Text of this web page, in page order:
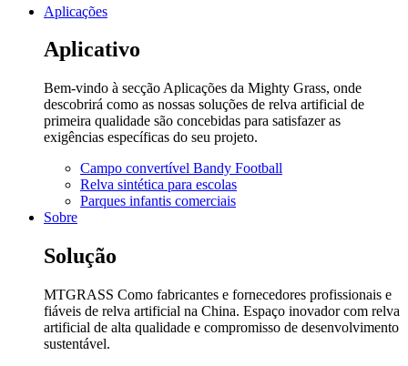
Aplicações
Aplicativo
Bem-vindo à secção Aplicações da Mighty Grass, onde
descobrirá como as nossas soluções de relva artificial de
primeira qualidade são concebidas para satisfazer as
exigências específicas do seu projeto.
Campo convertível Bandy Football
Relva sintética para escolas
Parques infantis comerciais
Sobre
Solução
MTGRASS Como fabricantes e fornecedores profissionais e
fiáveis de relva artificial na China. Espaço inovador com relva
artificial de alta qualidade e compromisso de desenvolvimento
sustentável.